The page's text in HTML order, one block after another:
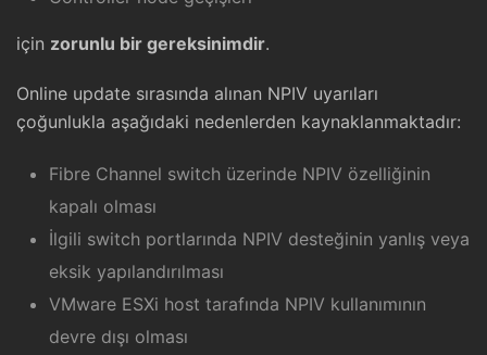
için zorunlu bir gereksinimdir.
Online update sırasında alınan NPIV uyarıları
çoğunlukla aşağıdaki nedenlerden kaynaklanmaktadır:
Fibre Channel switch üzerinde NPIV özelliğinin
kapalı olması
İlgili switch portlarında NPIV desteğinin yanlış veya
eksik yapılandırılması
VMware ESXi host tarafında NPIV kullanımının
devre dışı olması